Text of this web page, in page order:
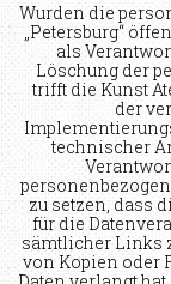
Wurden die
„Petersburg“
als
Löschung der
trifft die Kunst
der
technischer
zu setzen, dass
für die
sämtlicher Links
von Kopien oder